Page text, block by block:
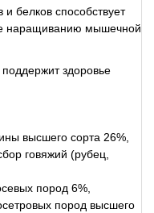
белков способствует
наращиванию мышечной
здоровье
высшего сорта 26%,
говяжий (рубец,
пород 6%,
пород высшего